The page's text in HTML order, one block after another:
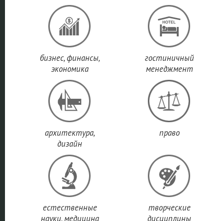
бизнес, финансы,
экономика
гостиничный
менеджмент
архитектура,
дизайн
право
естественные
науки, медицина
творческие
дисциплины